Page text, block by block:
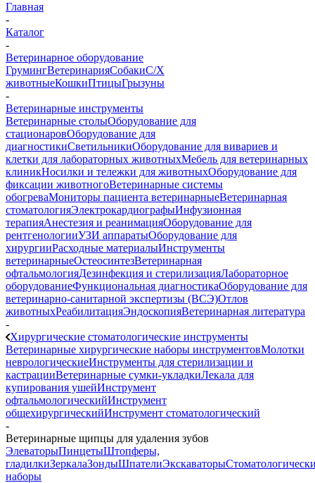
Главная
-
Каталог
-
Ветеринарное оборудование
ГрумингВетеринарияСобакиС/Х
животныеКошкиПтицыГрызуны
-
Ветеринарные инструменты
Ветеринарные столыОборудование для
стационаровОборудование для
диагностикиСветильникиОборудование для вивариев и
клетки для лабораторных животныхМебель для ветеринарных
клиникНосилки и тележки для животныхОборудование для
фиксации животногоВетеринарные системы
обогреваМониторы пациента ветеринарныеВетеринарная
стоматологияЭлектрокардиографыИнфузионная
терапияАнестезия и реанимацияОборудование для
рентгенологииУЗИ аппаратыОборудование для
хирургииРасходные материалыИнструменты
ветеринарныеОстеосинтезВетеринарная
офтальмологияДезинфекция и стерилизацияЛабораторное
оборудованиеФункциональная диагностикаОборудование для
ветеринарно-санитарной экспертизы (ВСЭ)Отлов
животныхРеабилитацияЭндоскопияВетеринарная литература
-
Хирургические стоматологические инструменты
Ветеринарные хирургические наборы инструментовМолотки
неврологическиеИнструменты для стерилизации и
кастрацииВетеринарные сумки-укладкиЛекала для
купирования ушейИнструмент
офтальмологическийИнструмент
общехирургическийИнструмент стоматологический
-
Ветеринарные щипцы для удаления зубов
ЭлеваторыПинцетыШтопферы,
гладилкиЗеркалаЗондыШпателиЭкскаваторы
наборы